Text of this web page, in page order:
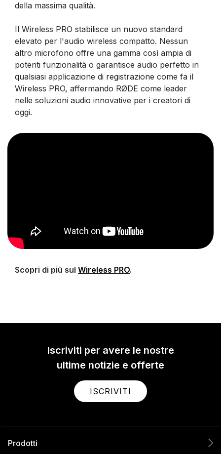
della massima qualità.
Il Wireless PRO stabilisce un nuovo standard
elevato per l'audio wireless compatto. Nessun
altro microfono offre una gamma così ampia di
potenti funzionalità o garantisce audio perfetto in
qualsiasi applicazione di registrazione come fa il
Wireless PRO, affermando RØDE come leader
nelle soluzioni audio innovative per i creatori di
oggi.
Scopri di più sul Wireless PRO.
Iscriviti per avere le nostre
ultime notizie e offerte
ISCRIVITI
Prodotti